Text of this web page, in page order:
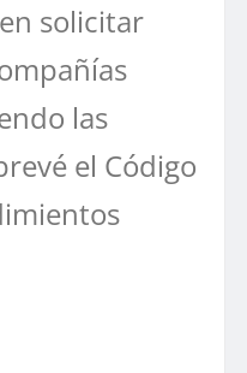
solicitar
las
el Código